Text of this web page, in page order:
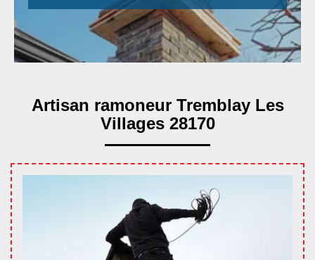
Artisan ramoneur Tremblay Les
Villages 28170